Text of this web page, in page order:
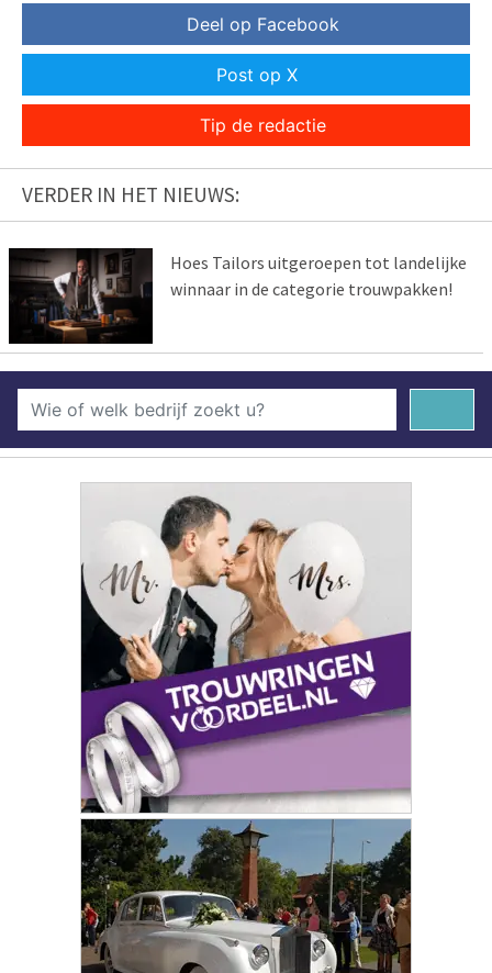
Deel op Facebook
Post op X
Tip de redactie
VERDER IN HET NIEUWS:
Hoes Tailors uitgeroepen tot landelijke
winnaar in de categorie trouwpakken!